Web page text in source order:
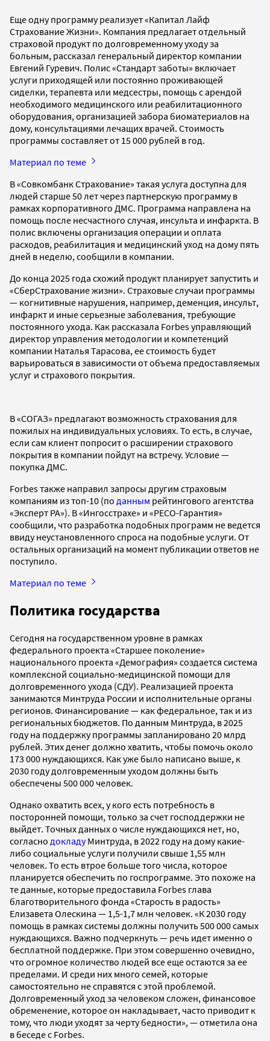
Еще одну программу реализует «Капитал Лайф
Страхование Жизни». Компания предлагает отдельный
страховой продукт по долговременному уходу за
больным, рассказал генеральный директор компании
Евгений Гуревич. Полис «Стандарт заботы» включает
услуги приходящей или постоянно проживающей
сиделки, терапевта или медсестры, помощь с арендой
необходимого медицинского или реабилитационного
оборудования, организацией забора биоматериалов на
дому, консультациями лечащих врачей. Стоимость
программы составляет от 15 000 рублей в год.
Материал по теме
В «Совкомбанк Страхование» такая услуга доступна для
людей старше 50 лет через партнерскую программу в
рамках корпоративного ДМС. Программа направлена на
помощь после несчастного случая, инсульта и инфаркта. В
полис включены организация операции и оплата
расходов, реабилитация и медицинский уход на дому пять
дней в неделю, сообщили в компании.
До конца 2025 года схожий продукт планирует запустить и
«СберСтрахование жизни». Страховые случаи программы
— когнитивные нарушения, например, деменция, инсульт,
инфаркт и иные серьезные заболевания, требующие
постоянного ухода. Как рассказала Forbes управляющий
директор управления методологии и компетенций
компании Наталья Тарасова, ее стоимость будет
варьироваться в зависимости от объема предоставляемых
услуг и страхового покрытия.
В «СОГАЗ» предлагают возможность страхования для
пожилых на индивидуальных условиях. То есть, в случае,
если сам клиент попросит о расширении страхового
покрытия в компании пойдут на встречу. Условие —
покупка ДМС.
Forbes также направил запросы другим страховым
компаниям из топ-10 (по данным рейтингового агентства
«Эксперт РА»). В «Ингосстрахе» и «РЕСО-Гарантия»
сообщили, что разработка подобных программ не ведется
ввиду неустановленного спроса на подобные услуги. От
остальных организаций на момент публикации ответов не
поступило.
Материал по теме
Политика государства
Сегодня на государственном уровне в рамках
федерального проекта «Старшее поколение»
национального проекта «Демография» создается система
комплексной социально-медицинской помощи для
долговременного ухода (СДУ). Реализацией проекта
занимаются Минтруда России и исполнительные органы
регионов. Финансирование — как федеральное, так и из
региональных бюджетов. По данным Минтруда, в 2025
году на поддержку программы запланировано 20 млрд
рублей. Этих денег должно хватить, чтобы помочь около
173 000 нуждающихся. Как уже было написано выше, к
2030 году долговременным уходом должны быть
обеспечены 500 000 человек.
Однако охватить всех, у кого есть потребность в
посторонней помощи, только за счет господдержки не
выйдет. Точных данных о числе нуждающихся нет, но,
согласно докладуМинтруда, в 2022 году на дому какие-
либо социальные услуги получили свыше 1,55 млн
человек. То есть втрое больше того числа, которое
планируется обеспечить по госпрограмме. Это похоже на
те данные, которые предоставила Forbes глава
благотворительного фонда «Старость в радость»
Елизавета Олескина — 1,5-1,7 млн человек. «К 2030 году
помощь в рамках системы должны получить 500 000 самых
нуждающихся. Важно подчеркнуть — речь идет именно о
бесплатной поддержке. При этом совершенно очевидно,
что огромное количество людей все еще остаются за ее
пределами. И среди них много семей, которые
самостоятельно не справятся с этой проблемой.
Долговременный уход за человеком сложен, финансовое
обременение, которое он накладывает, часто приводит к
тому, что люди уходят за черту бедности», — отметила она
в беседе с Forbes.